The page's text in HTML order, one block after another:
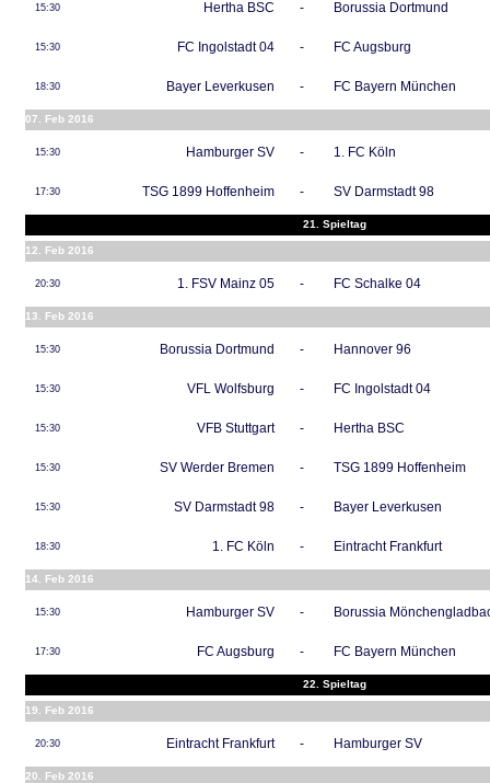
15:30 Hertha BSC - Borussia Dortmund
15:30 FC Ingolstadt 04 - FC Augsburg
18:30 Bayer Leverkusen - FC Bayern München
07. Feb 2016
15:30 Hamburger SV - 1. FC Köln
17:30 TSG 1899 Hoffenheim - SV Darmstadt 98
21. Spieltag
12. Feb 2016
20:30 1. FSV Mainz 05 - FC Schalke 04
13. Feb 2016
15:30 Borussia Dortmund - Hannover 96
15:30 VFL Wolfsburg - FC Ingolstadt 04
15:30 VFB Stuttgart - Hertha BSC
15:30 SV Werder Bremen - TSG 1899 Hoffenheim
15:30 SV Darmstadt 98 - Bayer Leverkusen
18:30 1. FC Köln - Eintracht Frankfurt
14. Feb 2016
15:30 Hamburger SV - Borussia
17:30 FC Augsburg - FC Bayern München
22. Spieltag
19. Feb 2016
20:30 Eintracht Frankfurt - Hamburger SV
20. Feb 2016